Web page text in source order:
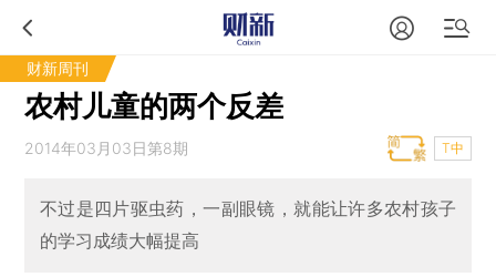
财新周刊
农村儿童的两个反差
2014年03月03日第8期 T中
不过是四片驱虫药，一副眼镜，就能让许多农村孩子
的学习成绩大幅提高